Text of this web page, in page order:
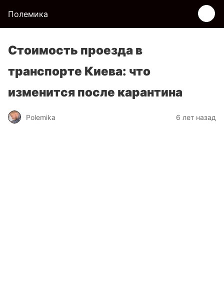
Полемика
Стоимость проезда в
транспорте Киева: что
изменится после карантина
Polemika 6 лет назад